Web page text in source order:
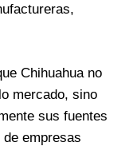
Chihuahua no
mercado, sino
sus fuentes
empresas